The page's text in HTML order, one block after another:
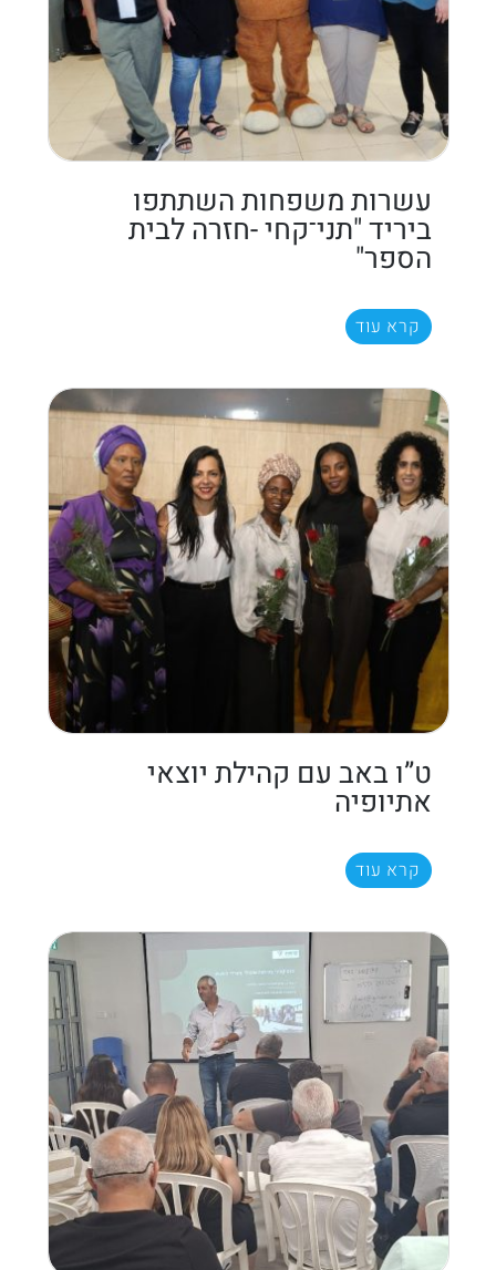
עשרות משפחות השתתפו
ביריד "תני־קחי -חזרה לבית
הספר"
קרא עוד
ט”ו באב עם קהילת יוצאי
אתיופיה
קרא עוד